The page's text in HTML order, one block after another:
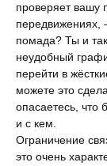
проверяет вашу
передвижениях,
помада? Ты и
неудобный
перейти в
можете это
опасаетесь, что
и с кем.
Ограничение
это очень